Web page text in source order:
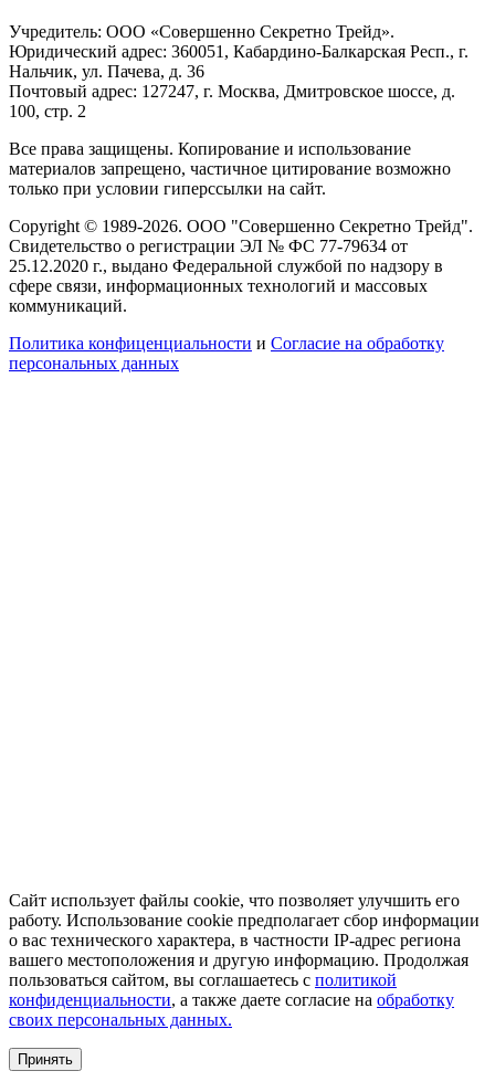
Учредитель: ООО «Совершенно Секретно Трейд».
Юридический адрес: 360051, Кабардино-Балкарская Респ., г.
Нальчик, ул. Пачева, д. 36
Почтовый адрес: 127247, г. Москва, Дмитровское шоссе, д.
100, стр. 2
Все права защищены. Копирование и использование
материалов запрещено, частичное цитирование возможно
только при условии гиперссылки на сайт.
Copyright © 1989-2026. ООО "Совершенно Секретно Трейд".
Свидетельство о регистрации ЭЛ № ФС 77-79634 от
25.12.2020 г., выдано Федеральной службой по надзору в
сфере связи, информационных технологий и массовых
коммуникаций.
Политика конфиценциальности и Согласие на обработку
персональных данных
Сайт использует файлы cookie, что позволяет улучшить его
работу. Использование cookie предполагает сбор информации
о вас технического характера, в частности IP-адрес региона
вашего местоположения и другую информацию. Продолжая
пользоваться сайтом, вы соглашаетесь с политикой
конфиденциальности, а также даете согласие на обработку
своих персональных данных.
Принять